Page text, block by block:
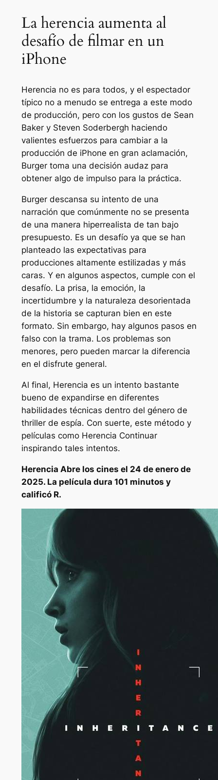
La herencia aumenta al
desafío de filmar en un
iPhone
Herencia no es para todos, y el espectador
típico no a menudo se entrega a este modo
de producción, pero con los gustos de Sean
Baker y Steven Soderbergh haciendo
valientes esfuerzos para cambiar a la
producción de iPhone en gran aclamación,
Burger toma una decisión audaz para
obtener algo de impulso para la práctica.
Burger descansa su intento de una
narración que comúnmente no se presenta
de una manera hiperrealista de tan bajo
presupuesto. Es un desafío ya que se han
planteado las expectativas para
producciones altamente estilizadas y más
caras. Y en algunos aspectos, cumple con el
desafío. La prisa, la emoción, la
incertidumbre y la naturaleza desorientada
de la historia se capturan bien en este
formato. Sin embargo, hay algunos pasos en
falso con la trama. Los problemas son
menores, pero pueden marcar la diferencia
en el disfrute general.
Al final, Herencia es un intento bastante
bueno de expandirse en diferentes
habilidades técnicas dentro del género de
thriller de espía. Con suerte, este método y
películas como Herencia Continuar
inspirando tales intentos.
Herencia Abre los cines el 24 de enero de
2025. La película dura 101 minutos y
calificó R.